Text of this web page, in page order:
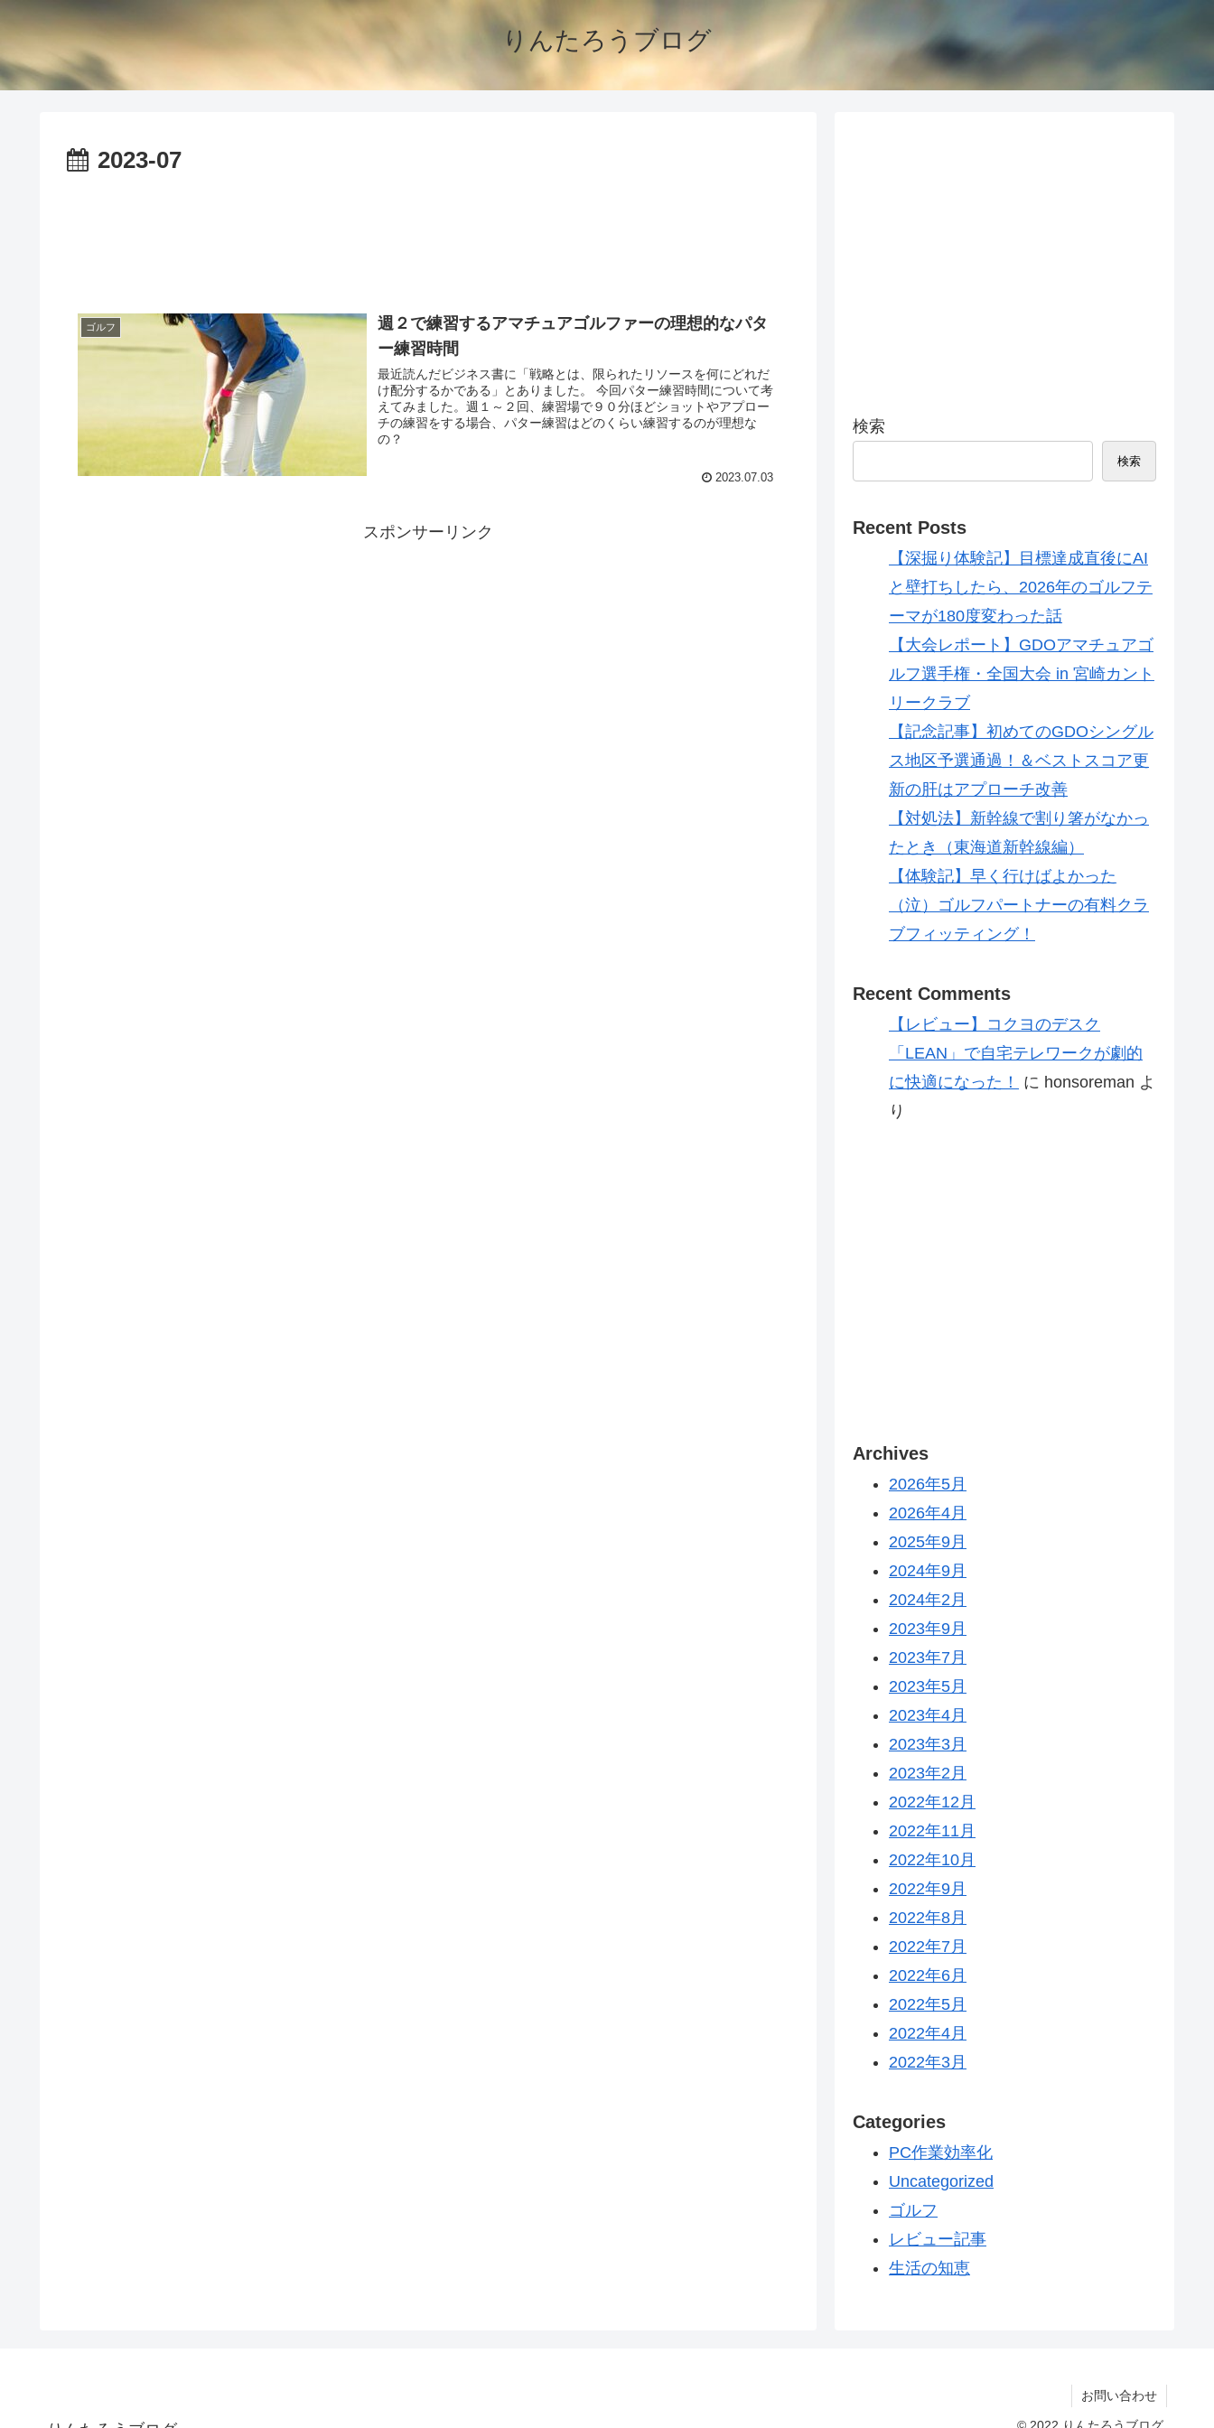
りんたろうブログ
2023-07
ゴルフ
週２で練習するアマチュアゴルファーの理想的なパタ
ー練習時間
最近読んだビジネス書に「戦略とは、限られたリソースを何にどれだ
け配分するかである」とありました。 今回パター練習時間について考
えてみました。週１～２回、練習場で９０分ほどショットやアプロー
チの練習をする場合、パター練習はどのくらい練習するのが理想な
の？
2023.07.03
スポンサーリンク
検索
検索
Recent Posts
【深掘り体験記】目標達成直後にAI
と壁打ちしたら、2026年のゴルフテ
ーマが180度変わった話
【大会レポート】GDOアマチュアゴ
ルフ選手権・全国大会 in 宮崎カント
リークラブ
【記念記事】初めてのGDOシングル
ス地区予選通過！＆ベストスコア更
新の肝はアプローチ改善
【対処法】新幹線で割り箸がなかっ
たとき（東海道新幹線編）
【体験記】早く行けばよかった
（泣）ゴルフパートナーの有料クラ
ブフィッティング！
Recent Comments
【レビュー】コクヨのデスク
「LEAN」で自宅テレワークが劇的
に快適になった！
に honsoreman よ
り
Archives
2026年5月
2026年4月
2025年9月
2024年9月
2024年2月
2023年9月
2023年7月
2023年5月
2023年4月
2023年3月
2023年2月
2022年12月
2022年11月
2022年10月
2022年9月
2022年8月
2022年7月
2022年6月
2022年5月
2022年4月
2022年3月
Categories
PC作業効率化
Uncategorized
ゴルフ
レビュー記事
生活の知恵
お問い合わせ
© 2022 りんたろうブログ.